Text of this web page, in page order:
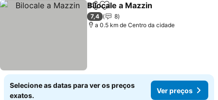
PartilharAdicionar aos favoritos
Bilocale a Mazzin
7,4
8
a 0.5 km de Centro da cidade
Selecione as datas para ver os preços
exatos.
Ver preços